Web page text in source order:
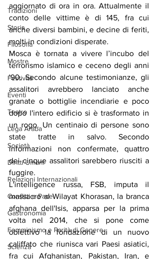
Tradizioni
Storia
Filosofia
Mostre
Festività
Eventi
Teatro
Lega Araba
Società
Diritti Umani
Relazioni Internazionali
Conflitti e Pace
Gastronomia
Femminismo e Parità di Genere
Scienza
aggiornato di ora in ora. Attualmente il
conto delle vittime è di 145, fra cui
anche diversi bambini, e decine di feriti,
molti in condizioni disperate.
Mosca è tornata a vivere l’incubo del
terrorismo islamico e ceceno degli anni
'90. Secondo alcune testimonianze, gli
assalitori avrebbero lanciato anche
granate o bottiglie incendiarie e poco
dopo l'intero edificio si è trasformato in
un rogo. Un centinaio di persone sono
state tratte in salvo. Secondo
informazioni non confermate, quattro
dei cinque assalitori sarebbero riusciti a
fuggire.
L'intelligence russa, FSB, imputa il
massacro al Wilayat Khorasan, la branca
afghana dell'Isis, apparsa per la prima
volta nel 2014, che si pone come
obiettivo la fondazione di un nuovo
califfato che riunisca vari Paesi asiatici,
fra cui Afghanistan, Pakistan, Iran, e